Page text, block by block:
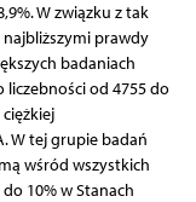
W związku z tak
najbliższymi prawdy
badaniach
od 4755 do
W tej grupie badań
wśród wszystkich
10% w Stanach